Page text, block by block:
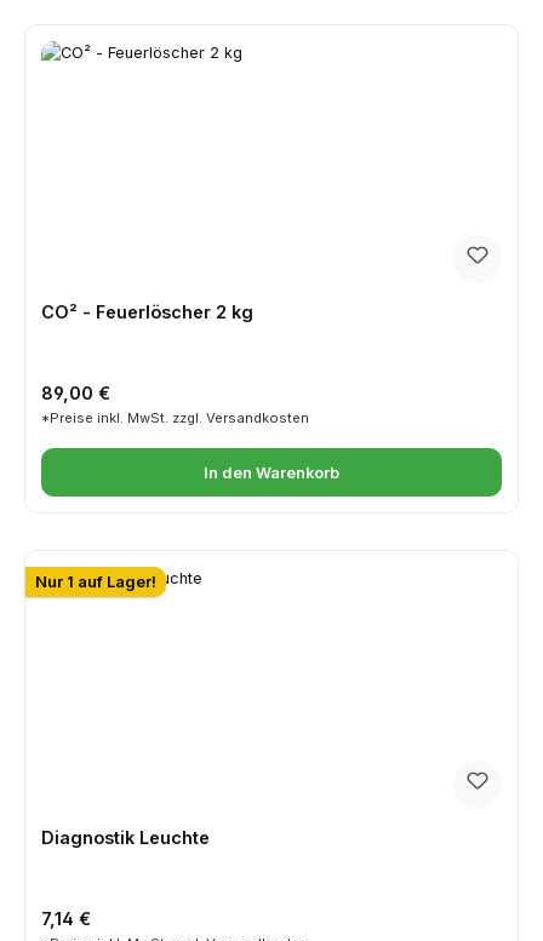
CO² - Feuerlöscher 2 kg
Regulärer Preis:
89,00 €
*Preise inkl. MwSt. zzgl. Versandkosten
In den Warenkorb
Nur 1 auf Lager!
Diagnostik Leuchte
Regulärer Preis:
7,14 €